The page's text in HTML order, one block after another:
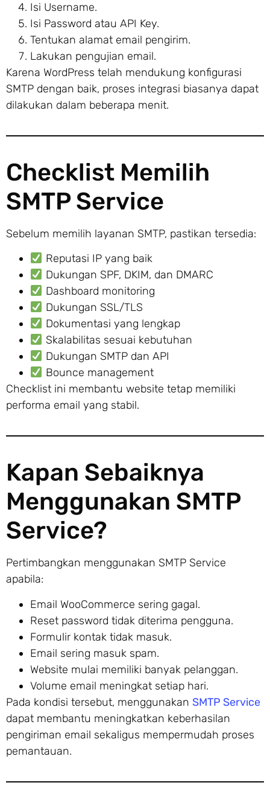
Isi Username.
Isi Password atau API Key.
Tentukan alamat email pengirim.
Lakukan pengujian email.
Karena WordPress telah mendukung konfigurasi
SMTP dengan baik, proses integrasi biasanya dapat
dilakukan dalam beberapa menit.
Checklist Memilih
SMTP Service
Sebelum memilih layanan SMTP, pastikan tersedia:
Reputasi IP yang baik
Dukungan SPF, DKIM, dan DMARC
Dashboard monitoring
Dukungan SSL/TLS
Dokumentasi yang lengkap
Skalabilitas sesuai kebutuhan
Dukungan SMTP dan API
Bounce management
Checklist ini membantu website tetap memiliki
performa email yang stabil.
Kapan Sebaiknya
Menggunakan SMTP
Service?
Pertimbangkan menggunakan SMTP Service
apabila:
Email WooCommerce sering gagal.
Reset password tidak diterima pengguna.
Formulir kontak tidak masuk.
Email sering masuk spam.
Website mulai memiliki banyak pelanggan.
Volume email meningkat setiap hari.
Pada kondisi tersebut, menggunakan SMTP Service
dapat membantu meningkatkan keberhasilan
pengiriman email sekaligus mempermudah proses
pemantauan.